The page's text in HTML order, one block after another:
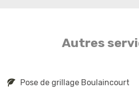
Autres
Pose de grillage Boulaincourt